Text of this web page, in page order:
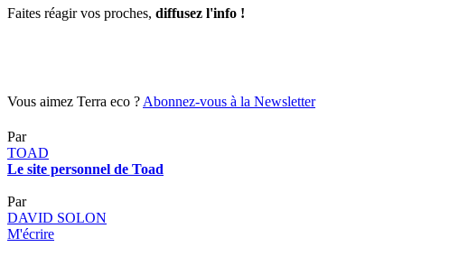
Faites réagir vos proches, diffusez l'info !
Vous aimez Terra eco ? Abonnez-vous à la Newsletter
Par
TOAD
Le site personnel de Toad
Par
DAVID SOLON
M'écrire